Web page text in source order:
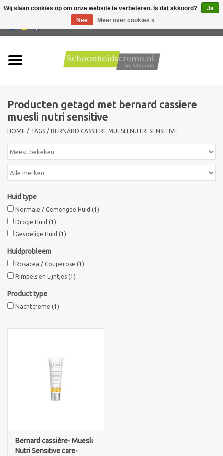
Producten
Huidproblemen
Mannen verzorging
Nieuw !!
Mila d'Opiz
Bernard cassiere
Pascaud
PCA SKINCARE
Blog
Producten getagd met bernard cassiere
muesli nutri sensitive
HOME / TAGS / BERNARD CASSIERE MUESLI NUTRI SENSITIVE
Huid type
Normale / Gemengde Huid (1)
Droge Huid (1)
Gevoelige Huid (1)
Huidprobleem
Rosacea / Couperose (1)
Rimpels en Lijntjes (1)
Product type
Nachtcreme (1)
Bernard cassière- Muesli
Nutri Sensitive care-
Wij slaan cookies op om onze website te verbeteren. Is dat akkoord?
Ja
Nee
Meer over cookies »